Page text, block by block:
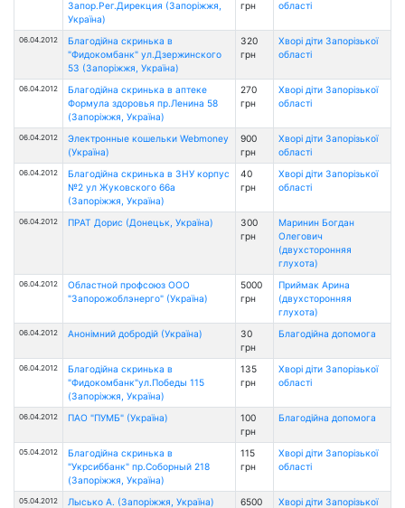
Запор.Рег.Дирекция (Запоріжжя,
Україна)
грн області
06.04.2012
Благодійна скринька в
"Фидокомбанк" ул.Дзержинского
53 (Запоріжжя, Україна)
320
грн
Хворі діти Запорізької
області
06.04.2012
Благодійна скринька в аптеке
Формула здоровья пр.Ленина 58
(Запоріжжя, Україна)
270
грн
Хворі діти Запорізької
області
06.04.2012
Электронные кошельки Webmoney
(Україна)
900
грн
Хворі діти Запорізької
області
06.04.2012
Благодійна скринька в ЗНУ корпус
№2 ул Жуковского 66а
(Запоріжжя, Україна)
40
грн
Хворі діти Запорізької
області
06.04.2012 ПРАТ Дорис (Донецьк, Україна)
300
грн
Маринин Богдан
Олегович
(двухсторонняя
глухота)
06.04.2012
Областной профсоюз ООО
"Запорожоблэнерго" (Україна)
5000
грн
Приймак Арина
(двухсторонняя
глухота)
06.04.2012 Анонімний добродій (Україна)
30
грн
Благодійна допомога
06.04.2012
Благодійна скринька в
"Фидокомбанк"ул.Победы 115
(Запоріжжя, Україна)
135
грн
Хворі діти Запорізької
області
06.04.2012 ПАО "ПУМБ" (Україна)
100
грн
Благодійна допомога
05.04.2012
Благодійна скринька в
"Укрсиббанк" пр.Соборный 218
(Запоріжжя, Україна)
115
грн
Хворі діти Запорізької
області
05.04.2012 Лысько А. (Запоріжжя, Україна)
6500
Хворі діти Запорізької